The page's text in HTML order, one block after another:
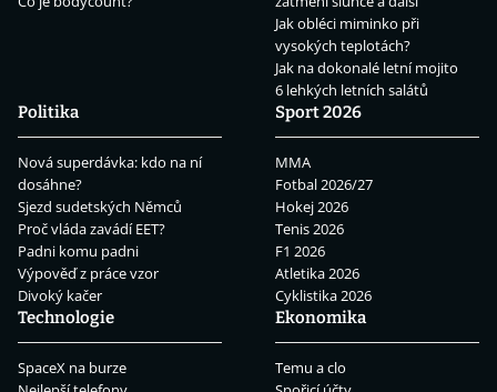
Jak obléci miminko při
vysokých teplotách?
Jak na dokonalé letní mojito
6 lehkých letních salátů
Politika
Nová superdávka: kdo na ní
dosáhne?
Sjezd sudetských Němců
Proč vláda zavádí EET?
Padni komu padni
Výpověď z práce vzor
Divoký kačer
Sport 2026
MMA
Fotbal 2026/27
Hokej 2026
Tenis 2026
F1 2026
Atletika 2026
Cyklistika 2026
Technologie
SpaceX na burze
Ekonomika
Temu a clo